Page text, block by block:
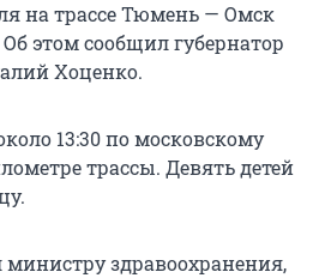
на трассе Тюмень — Омск
Об этом сообщил губернатор
Хоценко.
13:30 по московскому
трассы. Девять детей
министру здравоохранения,